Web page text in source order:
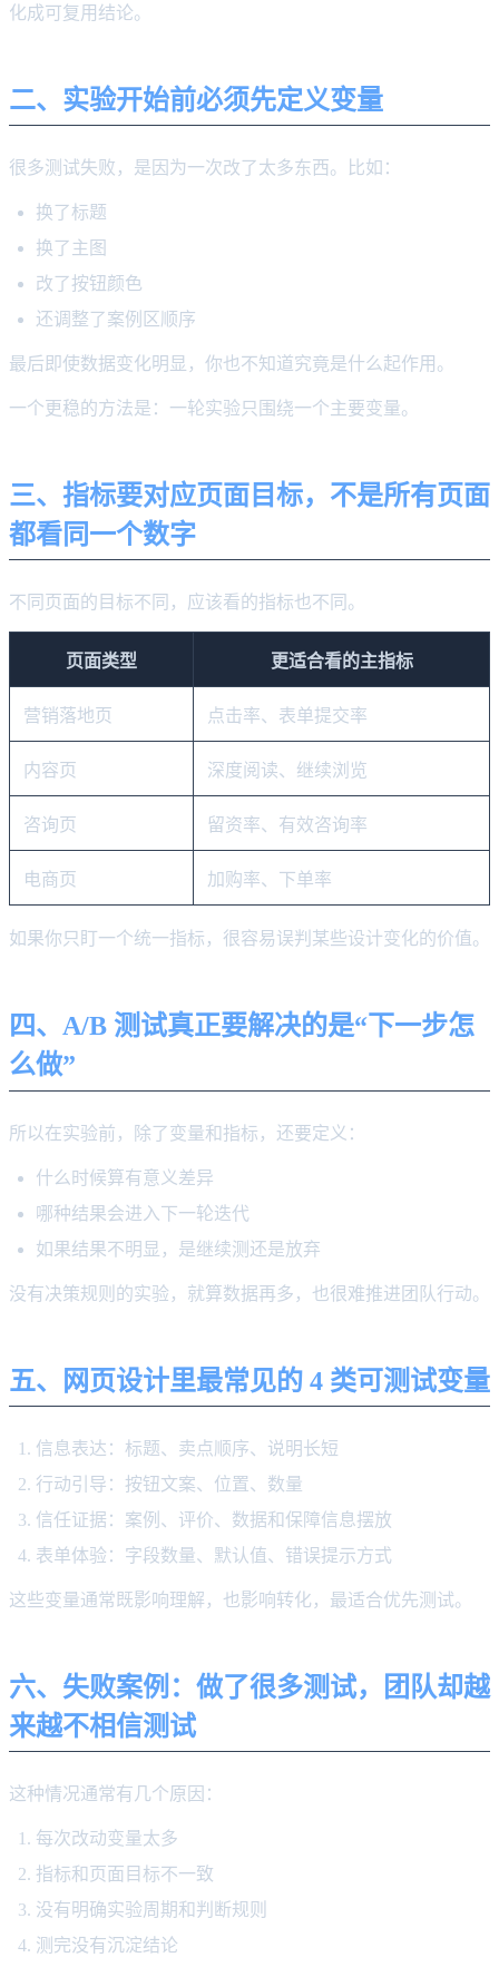
化成可复用结论。
二、实验开始前必须先定义变量
很多测试失败，是因为一次改了太多东西。比如：
换了标题
换了主图
改了按钮颜色
还调整了案例区顺序
最后即使数据变化明显，你也不知道究竟是什么起作用。
一个更稳的方法是：一轮实验只围绕一个主要变量。
三、指标要对应页面目标，不是所有页面
都看同一个数字
不同页面的目标不同，应该看的指标也不同。
页面类型 更适合看的主指标
营销落地页 点击率、表单提交率
内容页 深度阅读、继续浏览
咨询页 留资率、有效咨询率
电商页 加购率、下单率
如果你只盯一个统一指标，很容易误判某些设计变化的价值。
四、A/B 测试真正要解决的是“下一步怎
么做”
所以在实验前，除了变量和指标，还要定义：
什么时候算有意义差异
哪种结果会进入下一轮迭代
如果结果不明显，是继续测还是放弃
没有决策规则的实验，就算数据再多，也很难推进团队行动。
五、网页设计里最常见的 4 类可测试变量
信息表达：标题、卖点顺序、说明长短
行动引导：按钮文案、位置、数量
信任证据：案例、评价、数据和保障信息摆放
表单体验：字段数量、默认值、错误提示方式
这些变量通常既影响理解，也影响转化，最适合优先测试。
六、失败案例：做了很多测试，团队却越
来越不相信测试
这种情况通常有几个原因：
每次改动变量太多
指标和页面目标不一致
没有明确实验周期和判断规则
测完没有沉淀结论